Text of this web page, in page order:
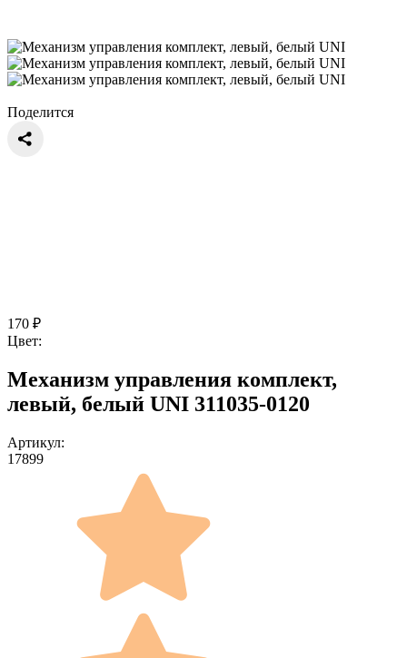
Поделится
170 ₽
Цвет:
Механизм управления комплект,
левый, белый UNI 311035-0120
Артикул:
17899